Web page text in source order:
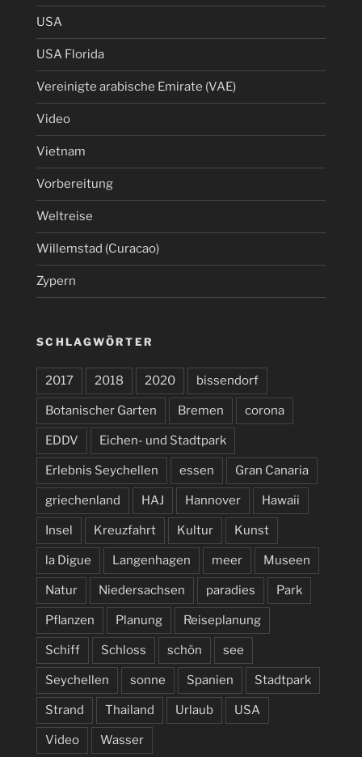
USA
USA Florida
Vereinigte arabische Emirate (VAE)
Video
Vietnam
Vorbereitung
Weltreise
Willemstad (Curacao)
Zypern
SCHLAGWÖRTER
2017 2018 2020 bissendorf
Botanischer Garten Bremen corona
EDDV Eichen- und Stadtpark
Erlebnis Seychellen essen Gran Canaria
griechenland HAJ Hannover Hawaii
Insel Kreuzfahrt Kultur Kunst
la Digue Langenhagen meer Museen
Natur Niedersachsen paradies Park
Pflanzen Planung Reiseplanung
Schiff Schloss schön see
Seychellen sonne Spanien Stadtpark
Strand Thailand Urlaub USA
Video Wasser